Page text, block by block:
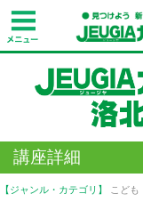
講座詳細
【ジャンル・カテゴリ】 こども